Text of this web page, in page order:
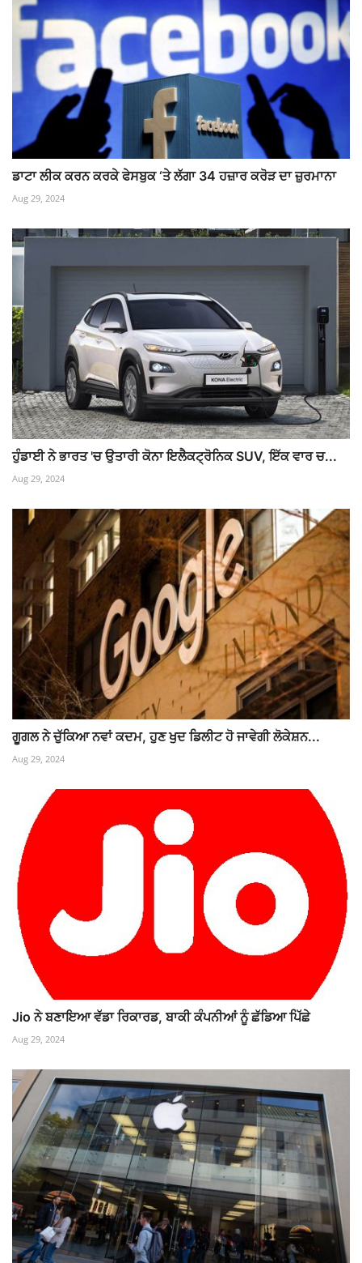
ਡਾਟਾ ਲੀਕ ਕਰਨ ਕਰਕੇ ਫੇਸਬੁਕ ‘ਤੇ ਲੱਗਾ 34 ਹਜ਼ਾਰ ਕਰੋੜ ਦਾ ਜ਼ੁਰਮਾਨਾ
Aug 29, 2024
ਹੁੰਡਾਈ ਨੇ ਭਾਰਤ 'ਚ ਉਤਾਰੀ ਕੋਨਾ ਇਲੈਕਟ੍ਰੋਨਿਕ SUV, ਇੱਕ ਵਾਰ ਚ...
Aug 29, 2024
ਗੂਗਲ ਨੇ ਚੁੱਕਿਆ ਨਵਾਂ ਕਦਮ, ਹੁਣ ਖੁਦ ਡਿਲੀਟ ਹੋ ਜਾਵੇਗੀ ਲੋਕੇਸ਼ਨ...
Aug 29, 2024
Jio ਨੇ ਬਣਾਇਆ ਵੱਡਾ ਰਿਕਾਰਡ, ਬਾਕੀ ਕੰਪਨੀਆਂ ਨੂੰ ਛੱਡਿਆ ਪਿੱਛੇ
Aug 29, 2024